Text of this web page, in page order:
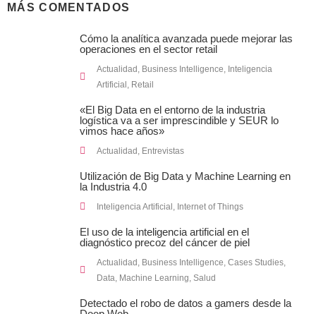
MÁS COMENTADOS
Cómo la analítica avanzada puede mejorar las
operaciones en el sector retail
Actualidad , Business Intelligence, Inteligencia
Artificial , Retail
«El Big Data en el entorno de la industria
logística va a ser imprescindible y SEUR lo
vimos hace años»
Actualidad , Entrevistas
Utilización de Big Data y Machine Learning en
la Industria 4.0
Inteligencia Artificial , Internet of Things
El uso de la inteligencia artificial en el
diagnóstico precoz del cáncer de piel
Actualidad , Business Intelligence, Cases Studies,
Data, Machine Learning, Salud
Detectado el robo de datos a gamers desde la